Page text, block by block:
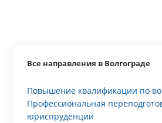
Все направления в Волгограде
Повышение квалификации по
Профессиональная
юриспруденции